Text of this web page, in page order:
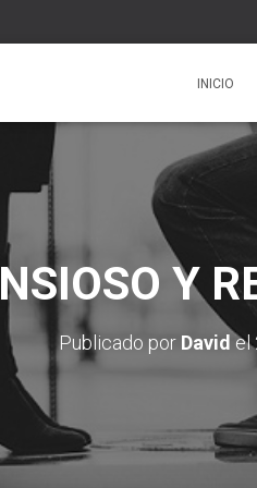
INICIO
Y
Publicado por David el